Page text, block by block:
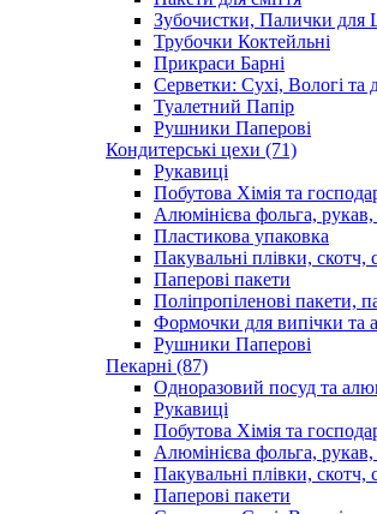
Зубочистки, Палички для
Трубочки Коктейльні
Прикраси Барні
Серветки: Сухі, Вологі та
Туалетний Папір
Рушники Паперові
Кондитерські цехи (71)
Рукавиці
Побутова Хімія та
Алюмінієва фольга,
Пластикова упаковка
Пакувальні плівки, скотч,
Паперові пакети
Поліпропіленові пакети,
Формочки для випічки та
Рушники Паперові
Пекарні (87)
Одноразовий посуд та
Рукавиці
Побутова Хімія та
Алюмінієва фольга,
Пакувальні плівки, скотч,
Паперові пакети